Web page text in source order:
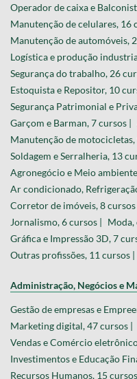
Operador de caixa e
Manutenção de celulares, 16
Manutenção de automóveis,
Logística e produção
Segurança do trabalho, 26
Estoquista e Repositor, 10
Segurança Patrimonial e
Garçom e Barman, 7 cursos |
Manutenção de motocicletas,
Soldagem e Serralheria, 13
Agronegócio e Meio
Ar condicionado,
Corretor de imóveis, 8 cursos
Jornalismo, 6 cursos | Moda,
Gráfica e Impressão 3D, 7
Outras profissões, 11 cursos |
Administração, Negócios e
Gestão de empresas e
Marketing digital, 47 cursos |
Vendas e Comércio
Investimentos e Educação
Recursos Humanos, 15